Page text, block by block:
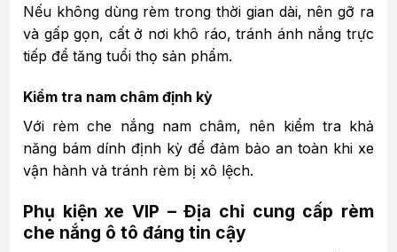
Nếu không dùng rèm trong thời gian dài, nên gỡ ra
và gấp gọn, cất ở nơi khô ráo, tránh ánh nắng trực
tiếp để tăng tuổi thọ sản phẩm.
Kiểm tra nam châm định kỳ
Với rèm che nắng nam châm, nên kiểm tra khả
năng bám dính định kỳ để đảm bảo an toàn khi xe
vận hành và tránh rèm bị xô lệch.
Phụ kiện xe VIP – Địa chỉ cung cấp rèm
che nắng ô tô đáng tin cậy